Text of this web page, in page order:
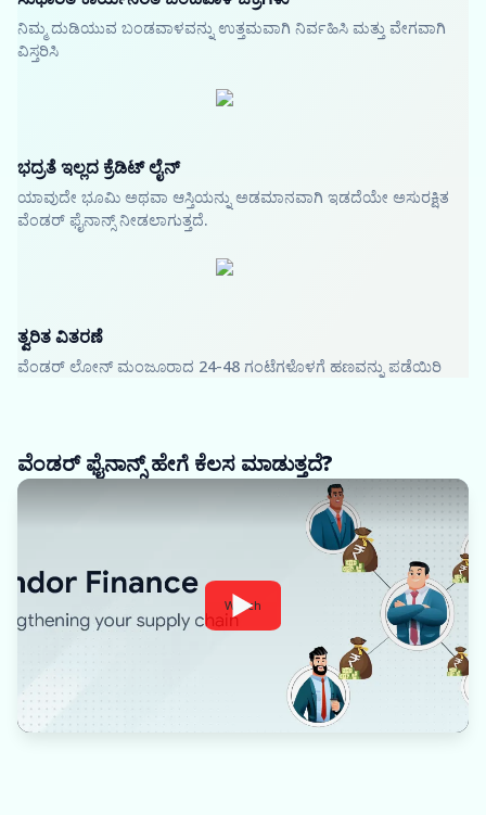
ನಿಮ್ಮ ದುಡಿಯುವ ಬಂಡವಾಳವನ್ನು ಉತ್ತಮವಾಗಿ ನಿರ್ವಹಿಸಿ ಮತ್ತು ವೇಗವಾಗಿ
ವಿಸ್ತರಿಸಿ
ಭದ್ರತೆ ಇಲ್ಲದ ಕ್ರೆಡಿಟ್ ಲೈನ್
ಯಾವುದೇ ಭೂಮಿ ಅಥವಾ ಆಸ್ತಿಯನ್ನು ಅಡಮಾನವಾಗಿ ಇಡದೆಯೇ ಅಸುರಕ್ಷಿತ
ವೆಂಡರ್ ಫೈನಾನ್ಸ್ ನೀಡಲಾಗುತ್ತದೆ.
ತ್ವರಿತ ವಿತರಣೆ
ವೆಂಡರ್ ಲೋನ್ ಮಂಜೂರಾದ 24-48 ಗಂಟೆಗಳೊಳಗೆ ಹಣವನ್ನು ಪಡೆಯಿರಿ
ವೆಂಡರ್ ಫೈನಾನ್ಸ್ ಹೇಗೆ ಕೆಲಸ ಮಾಡುತ್ತದೆ?
Watch